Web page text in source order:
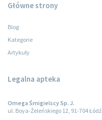
Główne strony
Blog
Kategorie
Artykuły
Legalna apteka
Omega Śmigielscy Sp. J.
ul. Boya-Żeleńskiego 12, 91-704 Łódź